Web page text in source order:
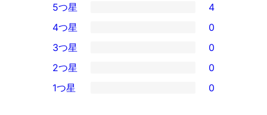
4
5-
星
レ
ビ
5つ星 4
4-
星
レ
4つ星 0
0
3-
星
3つ星 0
2-
2つ星 0
1つ星 0